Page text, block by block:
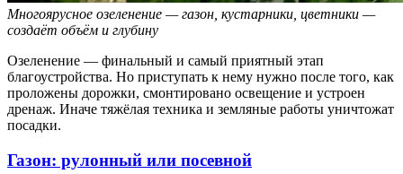
Многоярусное озеленение — газон, кустарники, цветники —
создаёт объём и глубину
Озеленение — финальный и самый приятный этап
благоустройства. Но приступать к нему нужно после того, как
проложены дорожки, смонтировано освещение и устроен
дренаж. Иначе тяжёлая техника и земляные работы уничтожат
посадки.
Газон: рулонный или посевной